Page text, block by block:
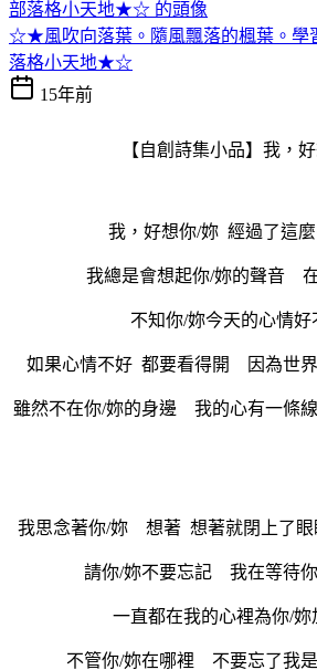
☆★風吹向落葉。隨風飄落的楓葉。學
落格小天地★☆
15年前
【自創詩集小品】我，
我，好想你/妳 經過了這
我總是會想起你/妳的聲音
不知你/妳今天的心情
如果心情不好 都要看得開 因為世
雖然不在你/妳的身邊 我的心有一條
我思念著你/妳 想著 想著就閉上了
請你/妳不要忘記 我在等待
一直都在我的心裡為你/妳
不管你/妳在哪裡 不要忘了我